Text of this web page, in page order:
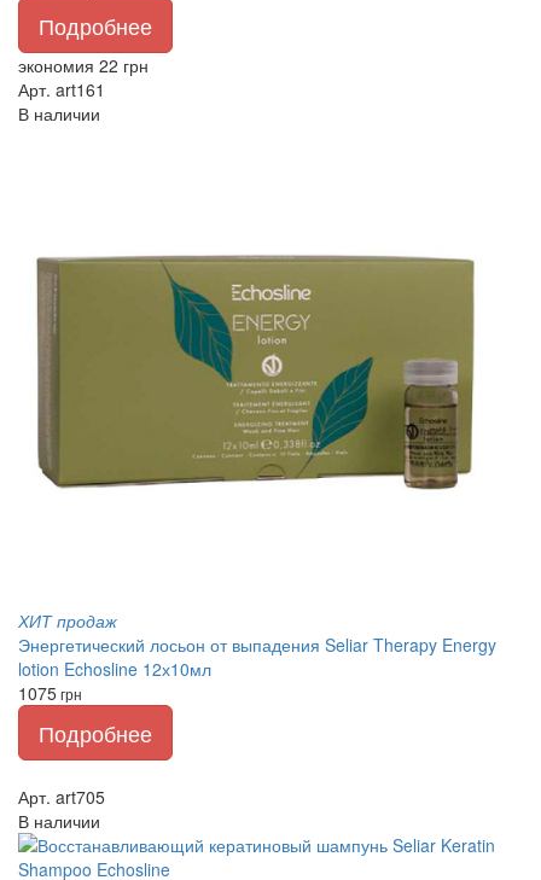
Подробнее
экономия 22 грн
Арт. art161
В наличии
ХИТ продаж
Энергетический лосьон от выпадения Seliar Therapy Energy
lotion Echosline 12х10мл
1075грн
Подробнее
Арт. art705
В наличии